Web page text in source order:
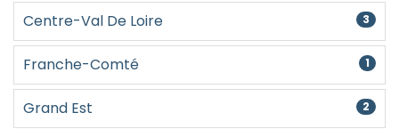
Centre-Val De Loire 3
Franche-Comté 1
Grand Est 2